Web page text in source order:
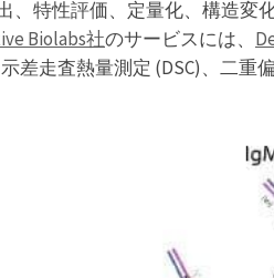
特性評価、定量化、構造変
Biolabs社のサービスには、
走査熱量測定 (DSC)、二重